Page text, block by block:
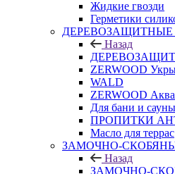
Жидкие гвозди
Герметики
Назад
ZERWOOD
WALD
ZERWOOD
Для бани и сауны
ПРОПИТКИ
Масло для террас
ЗАМОЧНО-
Назад
ЗАМОЧНО-